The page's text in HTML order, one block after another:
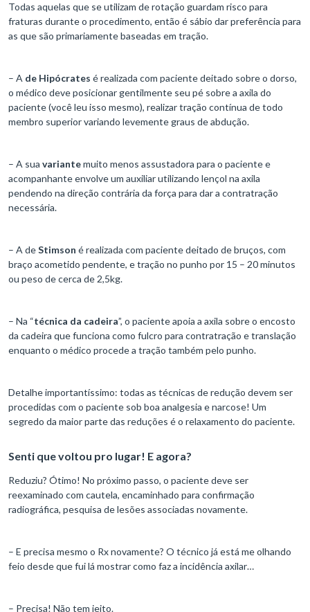
Todas aquelas que se utilizam de rotação guardam risco para
fraturas durante o procedimento, então é sábio dar preferência para
as que são primariamente baseadas em tração.
– A de Hipócrates é realizada com paciente deitado sobre o dorso,
o médico deve posicionar gentilmente seu pé sobre a axila do
paciente (você leu isso mesmo), realizar tração contínua de todo
membro superior variando levemente graus de abdução.
– A sua variantemuito menos assustadora para o paciente e
acompanhante envolve um auxiliar utilizando lençol na axila
pendendo na direção contrária da força para dar a contratração
necessária.
– A deStimson é realizada com paciente deitado de bruços, com
braço acometido pendente, e tração no punho por 15 – 20 minutos
ou peso de cerca de 2,5kg.
– Na “técnica da cadeira”, o paciente apoia a axila sobre o encosto
da cadeira que funciona como fulcro para contratração e translação
enquanto o médico procede a tração também pelo punho.
Detalhe importantíssimo: todas as técnicas de redução devem ser
procedidas com o paciente sob boa analgesia e narcose! Um
segredo da maior parte das reduções é o relaxamento do paciente.
Senti que voltou pro lugar! E agora?
Reduziu? Ótimo! No próximo passo, o paciente deve ser
reexaminado com cautela, encaminhado para confirmação
radiográfica, pesquisa de lesões associadas novamente.
– E precisa mesmo o Rx novamente? O técnico já está me olhando
feio desde que fui lá mostrar como faz a incidência axilar…
– Precisa! Não tem jeito.